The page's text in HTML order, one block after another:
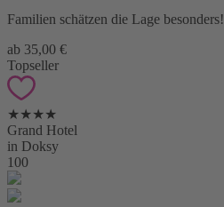
Familien schätzen die Lage besonders!
ab 35,00 €
Topseller
★★★★
Grand Hotel
in Doksy
100